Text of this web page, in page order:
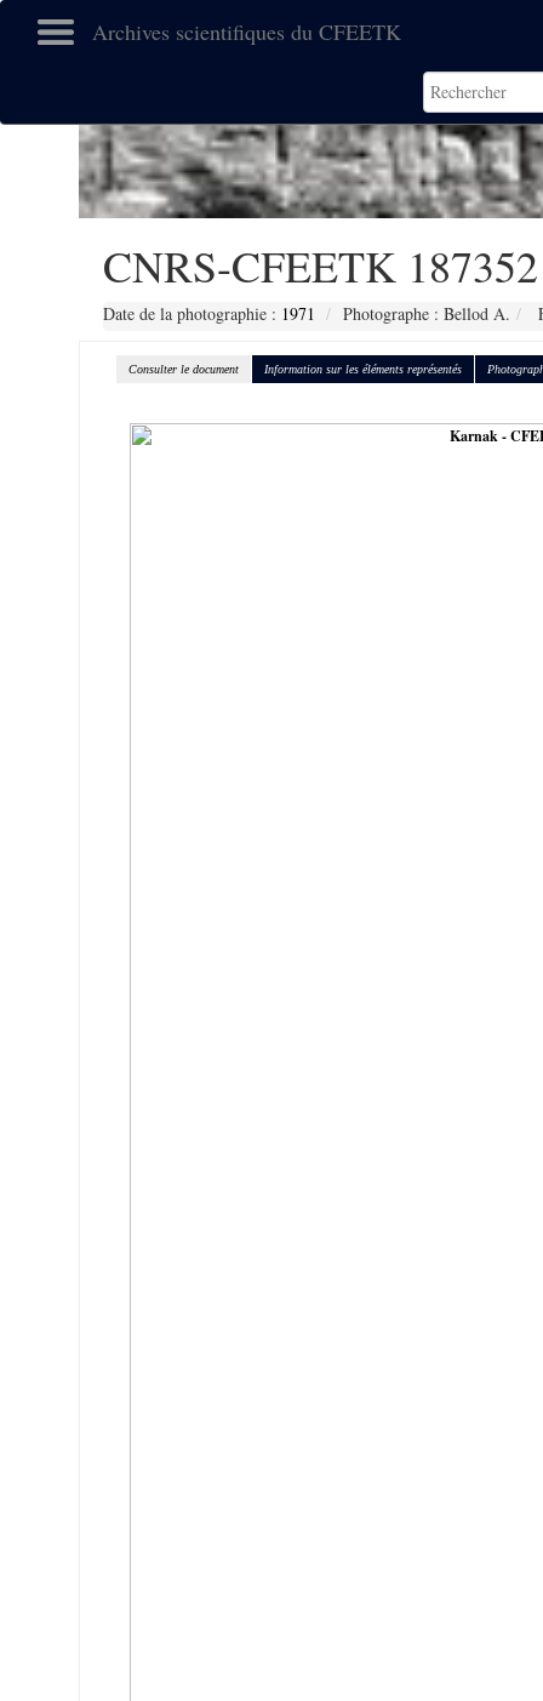
Archives scientifiques du CFEETK
CNRS-CFEETK 187352
Date de la photographie : 1971 Photographe : Bellod A.
Consulter le document Information sur les éléments représentés